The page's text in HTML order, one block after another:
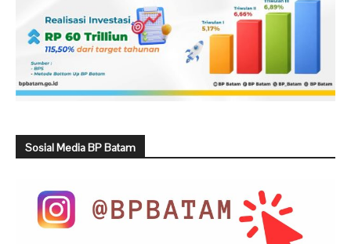
Sosial Media BP Batam